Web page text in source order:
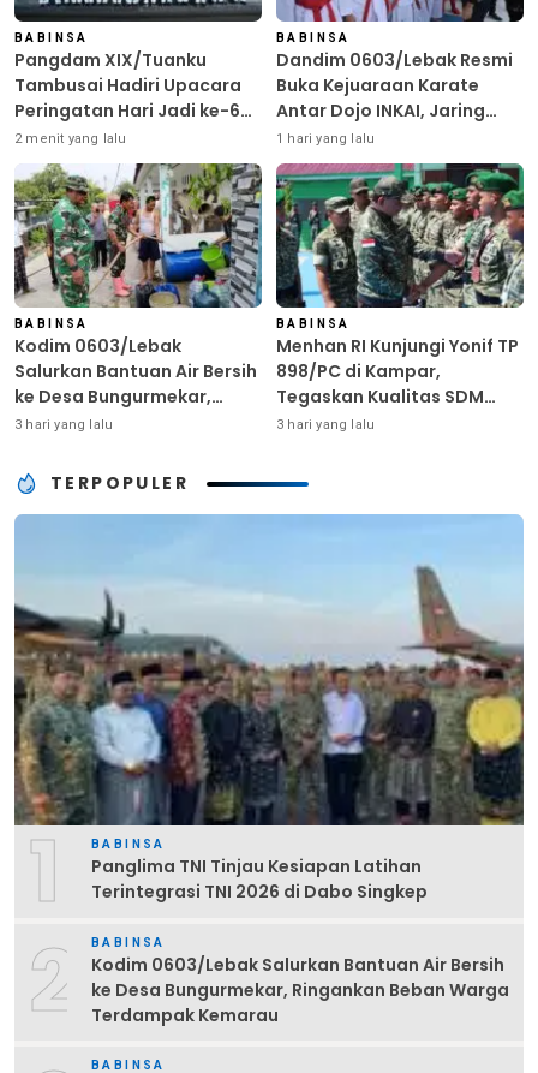
BABINSA
Pangdam XIX/Tuanku
Tambusai Hadiri Upacara
Peringatan Hari Jadi ke-69
Provinsi Riau
2 menit yang lalu
BABINSA
Dandim 0603/Lebak Resmi
Buka Kejuaraan Karate
Antar Dojo INKAI, Jaring
Bibit Atlet Unggul Sambut
HUT ke-81 RI
1 hari yang lalu
BABINSA
Kodim 0603/Lebak
Salurkan Bantuan Air Bersih
ke Desa Bungurmekar,
Ringankan Beban Warga
3 hari yang lalu
BABINSA
Menhan RI Kunjungi Yonif TP
898/PC di Kampar,
Tegaskan Kualitas SDM
Kunci Kekuatan TNI
3 hari yang lalu
TERPOPULER
1 BABINSA
Panglima TNI Tinjau Kesiapan Latihan
Terintegrasi TNI 2026 di Dabo Singkep
2 BABINSA
Kodim 0603/Lebak Salurkan Bantuan Air Bersih
ke Desa Bungurmekar, Ringankan Beban Warga
Terdampak Kemarau
BABINSA